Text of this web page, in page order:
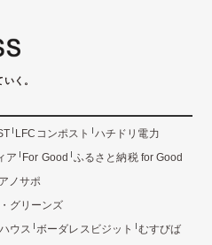
く。
LFCコンポスト ハチドリ電力
ア For Good ふるさと納税 for Good
アノサポ
グリーンズ
ウス ボーダレスビジット むすびば